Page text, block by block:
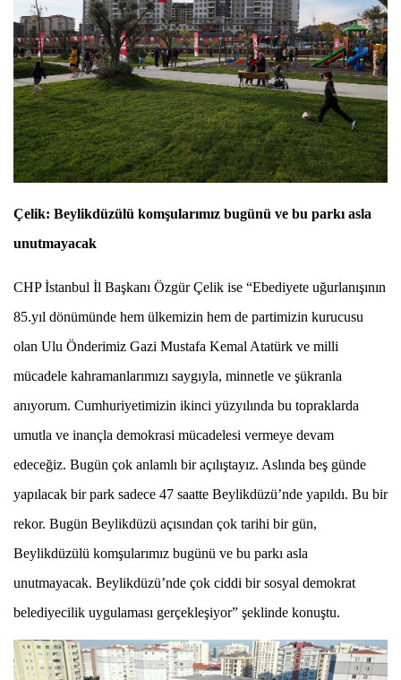
Çelik: Beylikdüzülü komşularımız bugünü ve bu parkı asla
unutmayacak
CHP İstanbul İl Başkanı Özgür Çelik ise “Ebediyete uğurlanışının
85.yıl dönümünde hem ülkemizin hem de partimizin kurucusu
olan Ulu Önderimiz Gazi Mustafa Kemal Atatürk ve milli
mücadele kahramanlarımızı saygıyla, minnetle ve şükranla
anıyorum. Cumhuriyetimizin ikinci yüzyılında bu topraklarda
umutla ve inançla demokrasi mücadelesi vermeye devam
edeceğiz. Bugün çok anlamlı bir açılıştayız. Aslında beş günde
yapılacak bir park sadece 47 saatte Beylikdüzü’nde yapıldı. Bu bir
rekor. Bugün Beylikdüzü açısından çok tarihi bir gün,
Beylikdüzülü komşularımız bugünü ve bu parkı asla
unutmayacak. Beylikdüzü’nde çok ciddi bir sosyal demokrat
belediyecilik uygulaması gerçekleşiyor” şeklinde konuştu.